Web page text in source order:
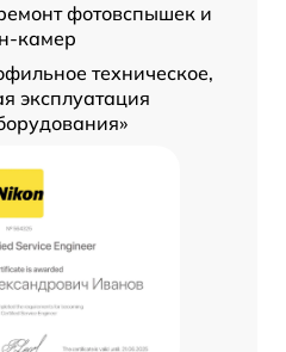
фотовспышек и
камер
техническое,
эксплуатация